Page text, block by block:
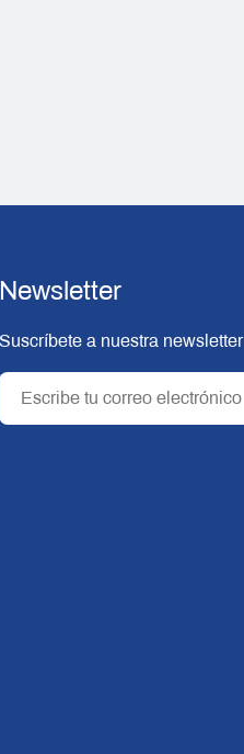
Newsletter
Suscríbete a nuestra newsletter